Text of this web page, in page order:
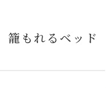
籠もれるベッド